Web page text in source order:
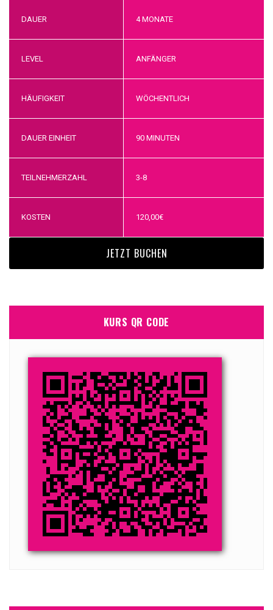
DAUER 4 MONATE
LEVEL ANFÄNGER
HÄUFIGKEIT WÖCHENTLICH
DAUER EINHEIT 90 MINUTEN
TEILNEHMERZAHL 3-8
KOSTEN 120,00€
JETZT BUCHEN
KURS QR CODE